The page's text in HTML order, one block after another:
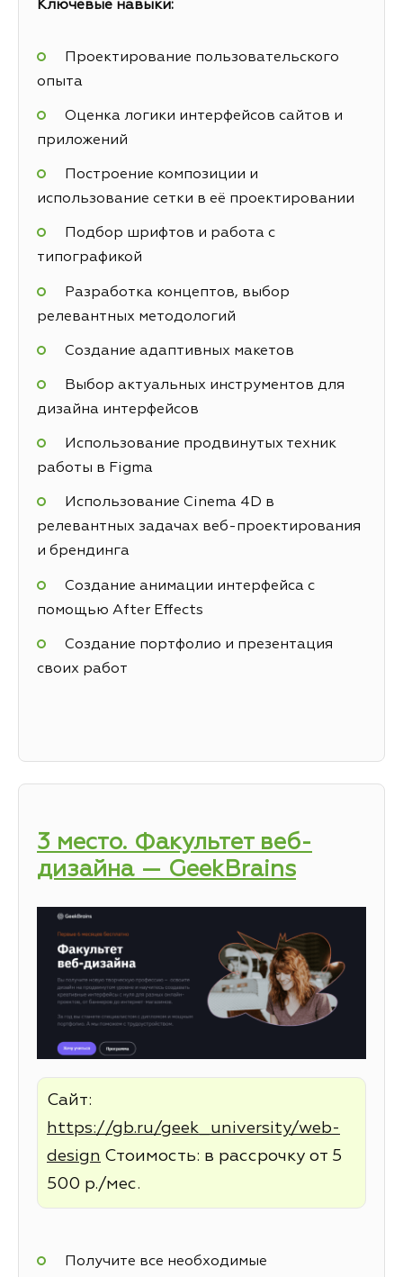
Ключевые навыки:
Проектирование пользовательского
опыта
Оценка логики интерфейсов сайтов и
приложений
Построение композиции и
использование сетки в её проектировании
Подбор шрифтов и работа с
типографикой
Разработка концептов, выбор
релевантных методологий
Создание адаптивных макетов
Выбор актуальных инструментов для
дизайна интерфейсов
Использование продвинутых техник
работы в Figma
Использование Cinema 4D в
релевантных задачах веб-проектирования
и брендинга
Создание анимации интерфейса с
помощью After Effects
Создание портфолио и презентация
своих работ
3 место. Факультет веб-
дизайна — GeekBrains
Сайт:
https://gb.ru/geek_university/web-
design Стоимость: в рассрочку от 5
500 р./мес.
Получите все необходимые